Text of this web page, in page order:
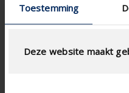
Toestemming
Deze website maakt